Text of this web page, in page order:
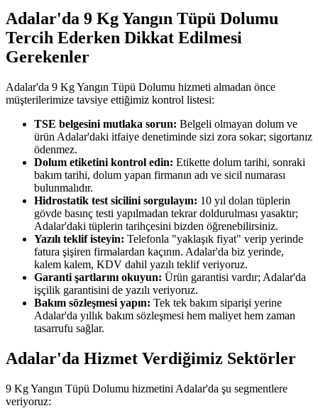
Adalar'da 9 Kg Yangın Tüpü Dolumu
Tercih Ederken Dikkat Edilmesi
Gerekenler
Adalar'da 9 Kg Yangın Tüpü Dolumu hizmeti almadan önce
müşterilerimize tavsiye ettiğimiz kontrol listesi:
TSE belgesini mutlaka sorun: Belgeli olmayan dolum ve
ürün Adalar'daki itfaiye denetiminde sizi zora sokar; sigortanız
ödenmez.
Dolum etiketini kontrol edin: Etikette dolum tarihi, sonraki
bakım tarihi, dolum yapan firmanın adı ve sicil numarası
bulunmalıdır.
Hidrostatik test sicilini sorgulayın: 10 yıl dolan tüplerin
gövde basınç testi yapılmadan tekrar doldurulması yasaktır;
Adalar'daki tüplerin tarihçesini bizden öğrenebilirsiniz.
Yazılı teklif isteyin: Telefonla "yaklaşık fiyat" verip yerinde
fatura şişiren firmalardan kaçının. Adalar'da biz yerinde,
kalem kalem, KDV dahil yazılı teklif veriyoruz.
Garanti şartlarını okuyun: Ürün garantisi vardır; Adalar'da
işçilik garantisini de yazılı veriyoruz.
Bakım sözleşmesi yapın: Tek tek bakım siparişi yerine
Adalar'da yıllık bakım sözleşmesi hem maliyet hem zaman
tasarrufu sağlar.
Adalar'da Hizmet Verdiğimiz Sektörler
9 Kg Yangın Tüpü Dolumu hizmetini Adalar'da şu segmentlere
veriyoruz: